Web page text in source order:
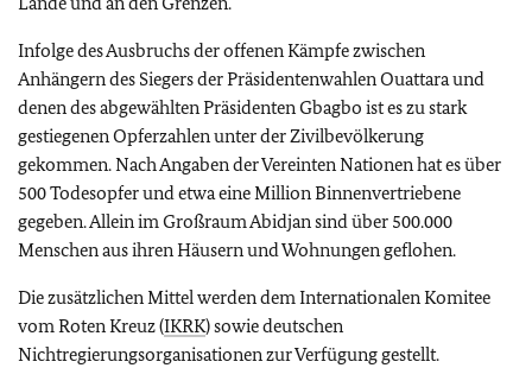
Infolge des Ausbruchs der offenen Kämpfe zwischen
Anhängern des Siegers der Präsidentenwahlen Ouattara und
denen des abgewählten Präsidenten Gbagbo ist es zu stark
gestiegenen Opferzahlen unter der Zivilbevölkerung
gekommen. Nach Angaben der Vereinten Nationen hat es über
500 Todesopfer und etwa eine Million Binnenvertriebene
gegeben. Allein im Großraum Abidjan sind über 500.000
Menschen aus ihren Häusern und Wohnungen geflohen.
Die zusätzlichen Mittel werden dem Internationalen Komitee
vom Roten Kreuz (IKRK) sowie deutschen
Nichtregierungsorganisationen zur Verfügung gestellt.